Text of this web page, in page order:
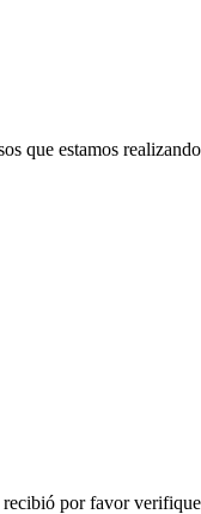
que estamos
por favor